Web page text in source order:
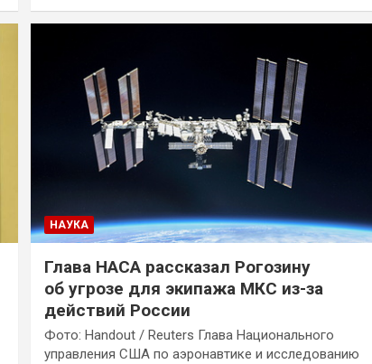
НАУКА
Глава НАСА рассказал Рогозину
об угрозе для экипажа МКС из-за
действий России
Фото: Handout / Reuters Глава Национального
управления США по аэронавтике и исследованию